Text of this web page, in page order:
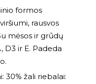
formos
rausvos
mėsos ir grūdų
D3 ir E. Padeda
30% žali riebalai: